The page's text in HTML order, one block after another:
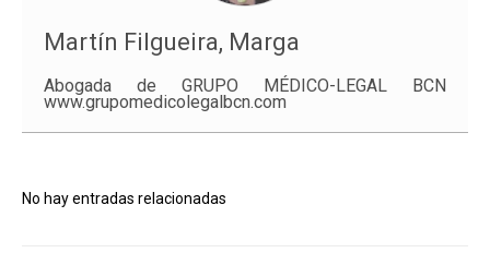
Martín Filgueira, Marga
Abogada de GRUPO MÉDICO-LEGAL BCN
www.grupomedicolegalbcn.com
No hay entradas relacionadas